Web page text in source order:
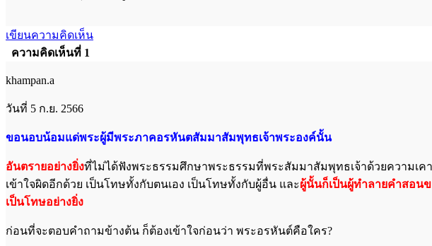
เขียนความคิดเห็น
ความคิดเห็นที่ 1
khampan.a
วันที่ 5 ก.ย. 2566
ขอนอบน้อมแด่พระผู้มีพระภาคอรหันตสัมมาสัมพุทธเจ้าพระองค์นั้น
อันตรายอย่างยิ่งที่ไม่ได้ฟังพระธรรมศึกษาพระธรรมที่พระสัมมาสัมพุทธเจ้าด้วยความเค
เข้าใจผิดอีกด้วย เป็นโทษทั้งกับตนเอง เป็นโทษทั้งกับผู้อื่น และผู้นั้นก็เป็นผู้ทำลายคำสอน
เป็นโทษอย่างยิ่ง
ก่อนที่จะตอบคำถามข้างต้น ก็ต้องเข้าใจก่อนว่า พระอรหันต์คือใคร?